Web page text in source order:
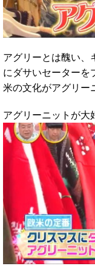
アグリーとは醜い、
にダサいセーターを
米の文化がアグリー
アグリーニットが大